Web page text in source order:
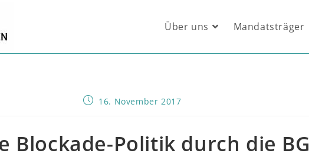
Über uns Mandatsträger
Beitrag16. November 2017
Blockade-Politik durch die BG